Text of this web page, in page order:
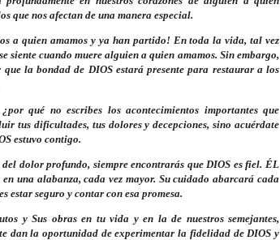
que nos afectan de una manera especial.
a quien amamos y ya han partido! En toda la vida, tal vez
siente cuando muere alguien a quien amamos. Sin embargo,
la bondad de DIOS estará presente para restaurar a los
qué no escribes los acontecimientos importantes que
tus dificultades, tus dolores y decepciones, sino acuérdate
estuvo contigo.
dolor profundo, siempre encontrarás que DIOS es fiel. ÉL
una alabanza, cada vez mayor. Su cuidado abarcará cada
estar seguro y contar con esa promesa.
y Sus obras en tu vida y en la de nuestros semejantes,
dan la oportunidad de experimentar la fidelidad de DIOS y